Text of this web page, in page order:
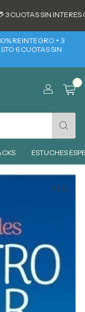
CUOTAS SIN INTERES
REINTEGRO + 3
6 CUOTAS SIN
ESTUCHES
1 / 2